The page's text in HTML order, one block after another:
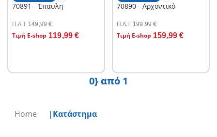
Home Κατάστημα
70891 - Έπαυλη
Π.Λ.T 149,99 €
Τιμή E-shop 119,99 €
Στο καλάθι
70890 - Αρχοντικό
Π.Λ.T 199,99 €
Τιμή E-shop 159,99 €
Στο καλάθι
0} από 1